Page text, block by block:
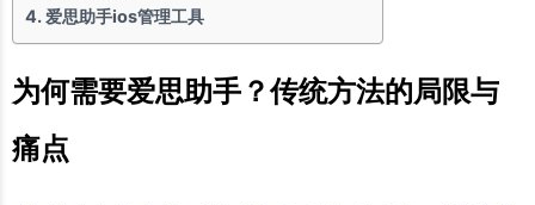
爱思助手ios管理工具
为何需要爱思助手？传统方法的局限与
痛点